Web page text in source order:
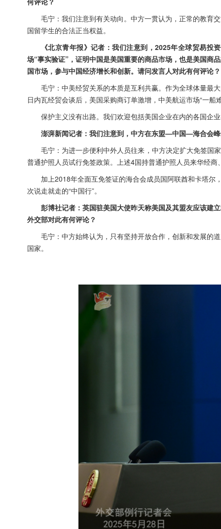
毛宁：我们注意到有关动向。中方一贯认为，正常的教育
国留学生的合法正当权益。
《北京青年报》记者：我们注意到，2025年全球贸易
场“事实验证”，证明中国是美国重要的商品市场，也是美国商
国市场，参与中国经济增长和创新。请问发言人对此有何评论？
毛宁：中美经贸关系的本质是互利共赢。作为全球体量最
日内瓦经贸会谈后，美国采购商订单激增，中美航运市场“一
保护主义没有出路。我们欢迎包括美国企业在内的各国企
澎湃新闻记者：我们注意到，中方在东盟—中国—海合会
毛宁：为进一步便利中外人员往来，中方决定扩大免签国
普通护照人员试行免签政策。上述4国持普通护照人员来华经
加上2018年全面互免签证的海合会成员国阿联酋和卡塔尔
次说走就走的“中国行”。
彭博社记者：英国驻美国大使昨天称美国及其盟友应该建
外交部对此有何评论？
毛宁：中方始终认为，只有坚持开放合作，创新和发展的
国家。